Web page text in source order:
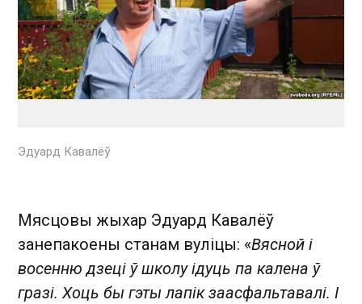
Эдуард Кавалёў
Мясцовы жыхар Эдуард Кавалёў
занепакоены станам вуліцы: «Вясной і
восенню дзеці ў школу ідуць па калена ў
гразі. Хоць бы гэты лапік заасфальтавалі. І